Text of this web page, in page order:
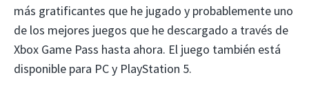
más gratificantes que he jugado y probablemente uno
de los mejores juegos que he descargado a través de
Xbox Game Pass hasta ahora. El juego también está
disponible para PC y PlayStation 5.